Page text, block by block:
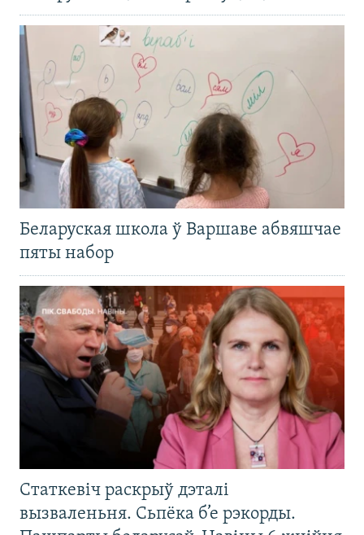
Беларуская школа ў Варшаве абвяшчае
пяты набор
Статкевіч раскрыў дэталі
вызваленьня. Сьпёка б’е рэкорды.